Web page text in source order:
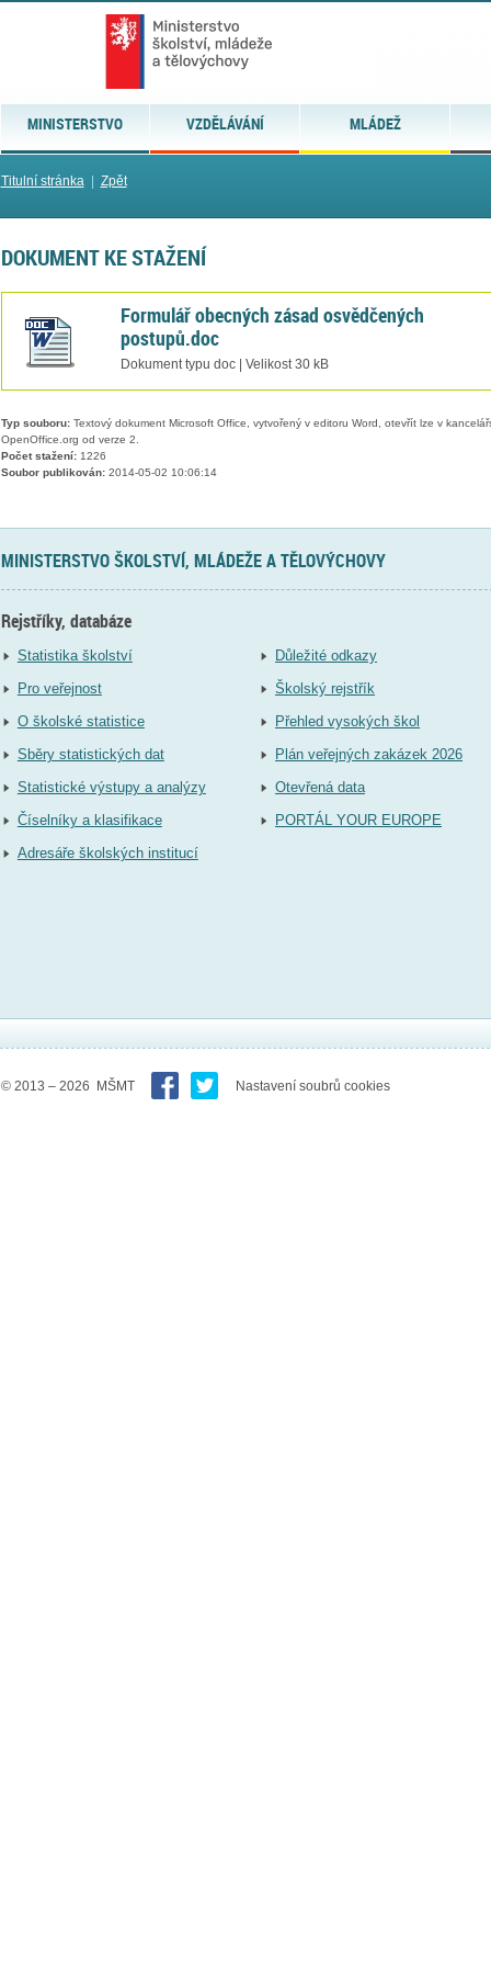
MINISTERSTVO VZDĚLÁVÁNÍ MLÁDEŽ
Titulní stránka| Zpět
DOKUMENT KE STAŽENÍ
Formulář obecných zásad osvědčených
postupů.doc
Dokument typu doc | Velikost 30 kB
Typ souboru:Textový dokument Microsoft Office, vytvořený v editoru Word, otevřít lze v
OpenOffice.org od verze 2.
Počet stažení:1226
Soubor publikován:2014-05-02 10:06:14
MINISTERSTVO ŠKOLSTVÍ, MLÁDEŽE A TĚLOVÝCHOVY
Rejstříky, databáze
Statistika školství
Pro veřejnost
O školské statistice
Sběry statistických dat
Statistické výstupy a analýzy
Číselníky a klasifikace
Adresáře školských institucí
Důležité odkazy
Školský rejstřík
Přehled vysokých škol
Plán veřejných zakázek 2026
Otevřená data
PORTÁL YOUR EUROPE
© 2013 – 2026 MŠMT Nastavení soubrů cookies